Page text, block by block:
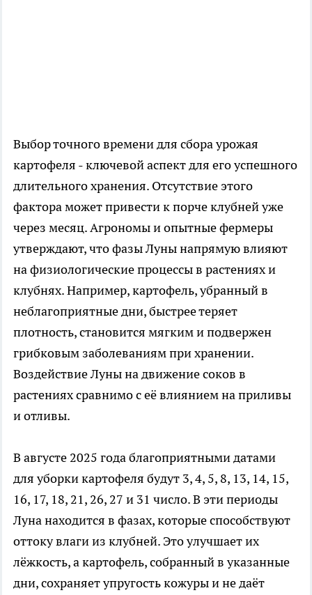
Выбор точного времени для сбора урожая
картофеля - ключевой аспект для его успешного
длительного хранения. Отсутствие этого
фактора может привести к порче клубней уже
через месяц. Агрономы и опытные фермеры
утверждают, что фазы Луны напрямую влияют
на физиологические процессы в растениях и
клубнях. Например, картофель, убранный в
неблагоприятные дни, быстрее теряет
плотность, становится мягким и подвержен
грибковым заболеваниям при хранении.
Воздействие Луны на движение соков в
растениях сравнимо с её влиянием на приливы
и отливы.
В августе 2025 года благоприятными датами
для уборки картофеля будут 3, 4, 5, 8, 13, 14, 15,
16, 17, 18, 21, 26, 27 и 31 число. В эти периоды
Луна находится в фазах, которые способствуют
оттоку влаги из клубней. Это улучшает их
лёжкость, а картофель, собранный в указанные
дни, сохраняет упругость кожуры и не даёт